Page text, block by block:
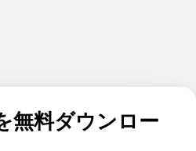
無料ダウンロー